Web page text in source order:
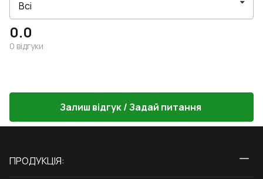
0.0
0 відгуки
Залиш відгук / Задай питання
ПРОДУКЦІЯ: